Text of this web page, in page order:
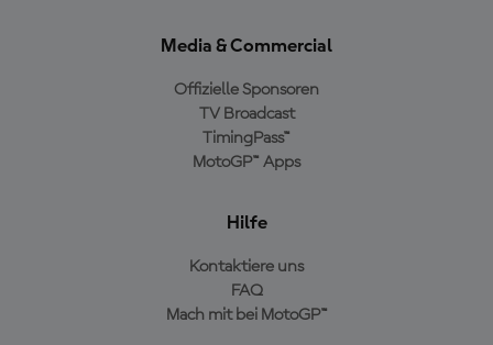
Media & Commercial
Offizielle Sponsoren
TV Broadcast
TimingPass™
MotoGP™ Apps
Hilfe
Kontaktiere uns
FAQ
Mach mit bei MotoGP™